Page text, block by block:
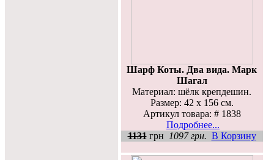
Шарф Коты. Два вида. Марк
Шагал
Материал: шёлк крепдешин.
Размер: 42 х 156 см.
Артикул товара: # 1838
Подробнее...
1131грн 1097 грн. В Корзину